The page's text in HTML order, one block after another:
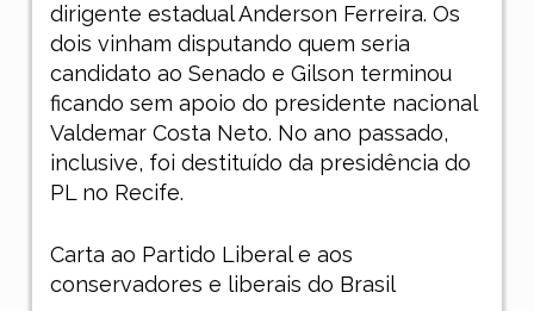
dirigente estadual Anderson Ferreira. Os
dois vinham disputando quem seria
candidato ao Senado e Gilson terminou
ficando sem apoio do presidente nacional
Valdemar Costa Neto. No ano passado,
inclusive, foi destituído da presidência do
PL no Recife.
Carta ao Partido Liberal e aos
conservadores e liberais do Brasil